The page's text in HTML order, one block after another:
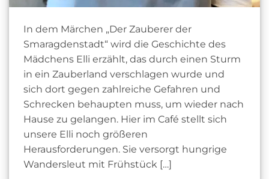
In dem Märchen „Der Zauberer der
Smaragdenstadt“ wird die Geschichte des
Mädchens Elli erzählt, das durch einen Sturm
in ein Zauberland verschlagen wurde und
sich dort gegen zahlreiche Gefahren und
Schrecken behaupten muss, um wieder nach
Hause zu gelangen. Hier im Café stellt sich
unsere Elli noch größeren
Herausforderungen. Sie versorgt hungrige
Wandersleut mit Frühstück […]